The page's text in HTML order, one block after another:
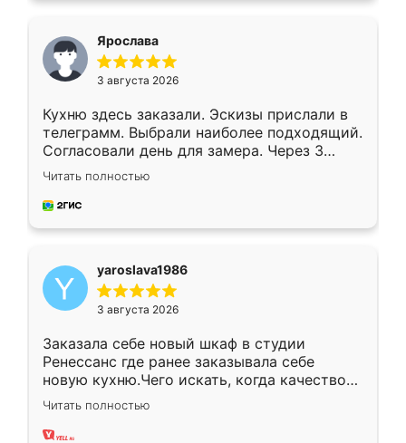
Ярослава
3 августа 2026
Кухню здесь заказали. Эскизы прислали в
телеграмм. Выбрали наиболее подходящий.
Согласовали день для замера. Через 3
недели кухня была уже готова. Остались
довольны работой. Спасибо Ренессанс
мебель за качественную работу!
Читать полностью
yaroslava1986
3 августа 2026
Заказала себе новый шкаф в студии
Ренессанс где ранее заказывала себе
новую кухню.Чего искать, когда качеством
вполне довольна. Служит кухня уже почти
два года, нареканий нет.
Читать полностью